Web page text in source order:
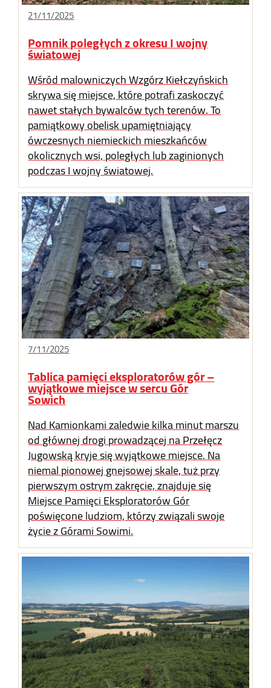
21/11/2025
Pomnik poległych z okresu I wojny
światowej
Wśród malowniczych Wzgórz Kiełczyńskich
skrywa się miejsce, które potrafi zaskoczyć
nawet stałych bywalców tych terenów. To
pamiątkowy obelisk upamiętniający
ówczesnych niemieckich mieszkańców
okolicznych wsi, poległych lub zaginionych
podczas I wojny światowej.
7/11/2025
Tablica pamięci eksploratorów gór –
wyjątkowe miejsce w sercu Gór
Sowich
Nad Kamionkami zaledwie kilka minut marszu
od głównej drogi prowadzącej na Przełęcz
Jugowską kryje się wyjątkowe miejsce. Na
niemal pionowej gnejsowej skale, tuż przy
pierwszym ostrym zakręcie, znajduje się
Miejsce Pamięci Eksploratorów Gór
poświęcone ludziom, którzy związali swoje
życie z Górami Sowimi.